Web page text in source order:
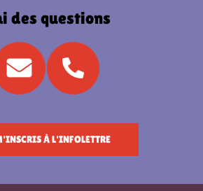
des questions
À L'INFOLETTRE